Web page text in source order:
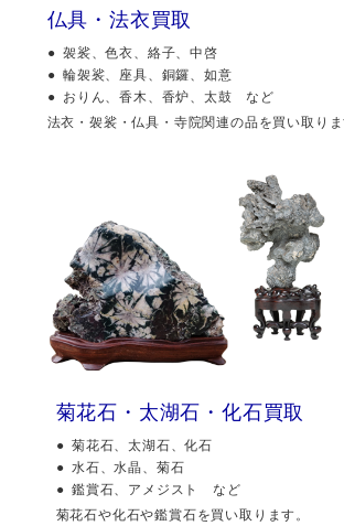
仏具・法衣買取
袈裟、色衣、絡子、中啓
輪袈裟、座具、銅鑼、如意
おりん、香木、香炉、太鼓 など
法衣・袈裟・仏具・寺院関連の品を買い取りま
菊花石・太湖石・化石買取
菊花石、太湖石、化石
水石、水晶、菊石
鑑賞石、アメジスト など
菊花石や化石や鑑賞石を買い取ります。